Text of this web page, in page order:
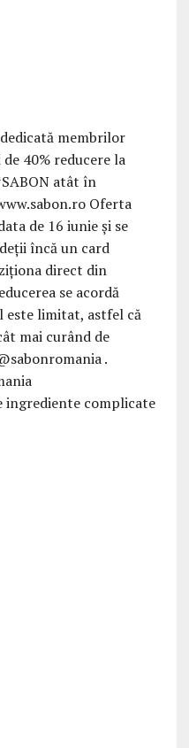
ingrediente complicate